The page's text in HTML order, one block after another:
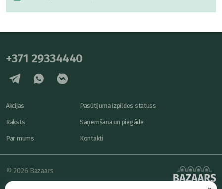
+371 29334440
Akcijas
Raksts
Par mums
Pasūtījuma izpildes statuss
Saņemšana un piegāde
Kontakti
© 2026 Bazaars